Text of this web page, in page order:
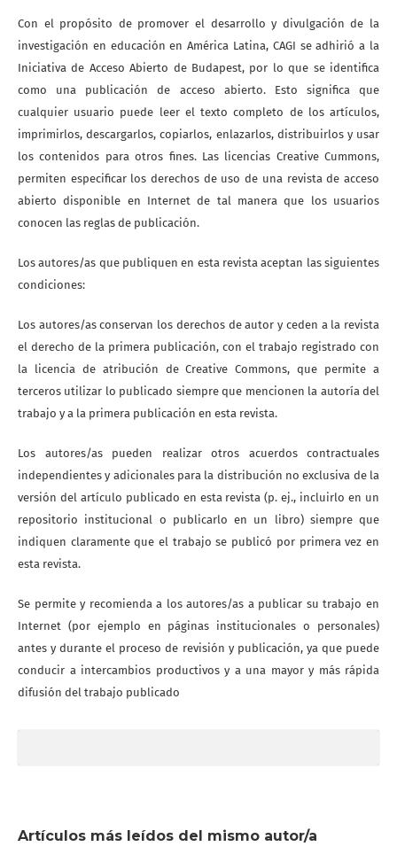
Con el propósito de promover el desarrollo y divulgación de la
investigación en educación en América Latina, CAGI se adhirió a la
Iniciativa de Acceso Abierto de Budapest, por lo que se identifica
como una publicación de acceso abierto. Esto significa que
cualquier usuario puede leer el texto completo de los artículos,
imprimirlos, descargarlos, copiarlos, enlazarlos, distribuirlos y usar
los contenidos para otros fines. Las licencias Creative Cummons,
permiten especificar los derechos de uso de una revista de acceso
abierto disponible en Internet de tal manera que los usuarios
conocen las reglas de publicación.
Los autores/as que publiquen en esta revista aceptan las siguientes
condiciones:
Los autores/as conservan los derechos de autor y ceden a la revista
el derecho de la primera publicación, con el trabajo registrado con
la licencia de atribución de Creative Commons, que permite a
terceros utilizar lo publicado siempre que mencionen la autoría del
trabajo y a la primera publicación en esta revista.
Los autores/as pueden realizar otros acuerdos contractuales
independientes y adicionales para la distribución no exclusiva de la
versión del artículo publicado en esta revista (p. ej., incluirlo en un
repositorio institucional o publicarlo en un libro) siempre que
indiquen claramente que el trabajo se publicó por primera vez en
esta revista.
Se permite y recomienda a los autores/as a publicar su trabajo en
Internet (por ejemplo en páginas institucionales o personales)
antes y durante el proceso de revisión y publicación, ya que puede
conducir a intercambios productivos y a una mayor y más rápida
difusión del trabajo publicado
Artículos más leídos del mismo autor/a